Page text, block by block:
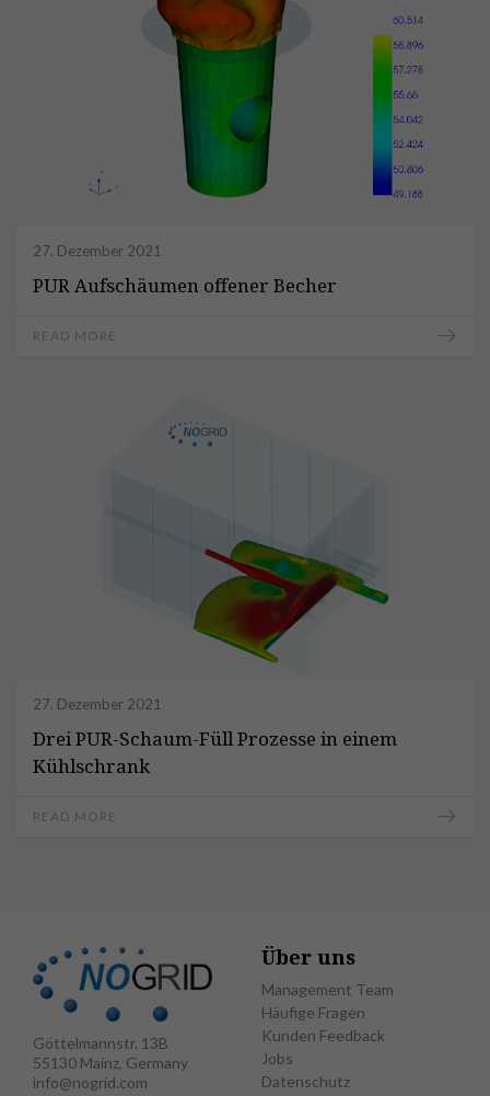
27. Dezember 2021
PUR Aufschäumen offener Becher
READ MORE
27. Dezember 2021
Drei PUR-Schaum-Füll Prozesse in einem
Kühlschrank
READ MORE
Göttelmannstr. 13B
55130 Mainz, Germany
info@nogrid.com
Über uns
Management Team
Häufige Fragen
Kunden Feedback
Jobs
Datenschutz